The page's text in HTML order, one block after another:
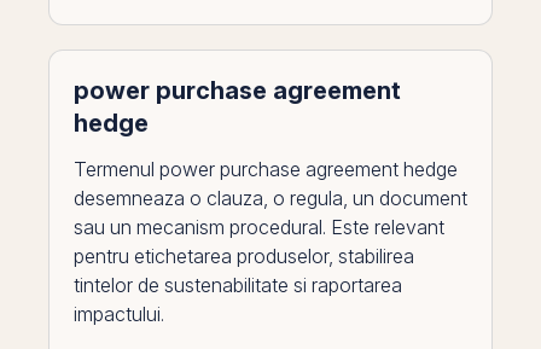
power purchase agreement
hedge
Termenul power purchase agreement hedge
desemneaza o clauza, o regula, un document
sau un mecanism procedural. Este relevant
pentru etichetarea produselor, stabilirea
tintelor de sustenabilitate si raportarea
impactului.